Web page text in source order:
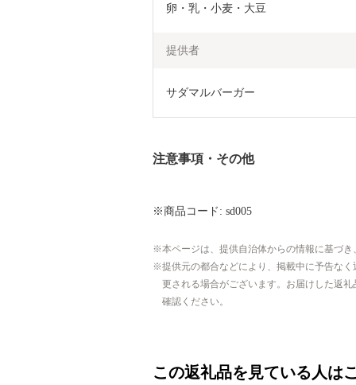
卵・乳・小麦・大豆
提供者
サダマルバーガー
注意事項・その他
※商品コード: sd005
本ページは、提供自治体からの情報に基づ
提供元の都合などにより、掲載中に予告な
更される場合がございます。お届けした返
確認ください。
この返礼品を見ている人は